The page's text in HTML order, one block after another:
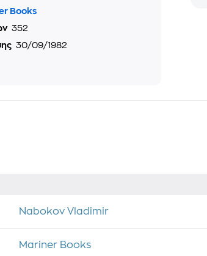
Books
352
30/09/1982
Nabokov Vladimir
Mariner Books